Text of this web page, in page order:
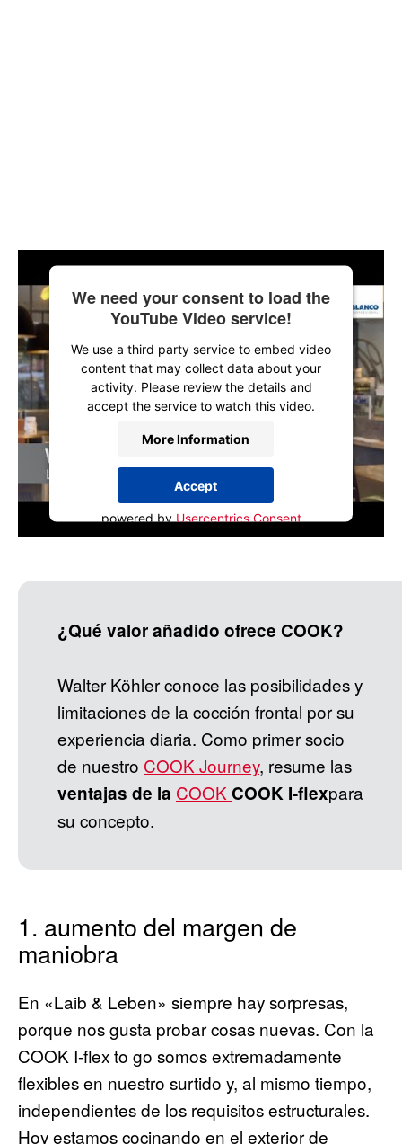
We need your consent to load the
YouTube Video service!
We use a third party service to embed video
content that may collect data about your
activity. Please review the details and
accept the service to watch this video.
More Information
Accept
powered byUsercentrics Consent
Management Platform
¿Qué valor añadido ofrece COOK?
Walter Köhler conoce las posibilidades y
limitaciones de la cocción frontal por su
experiencia diaria. Como primer socio
de nuestro COOK Journey, resume las
ventajas de la COOK COOK I-flexpara
su concepto.
1. aumento del margen de
maniobra
En «Laib & Leben» siempre hay sorpresas,
porque nos gusta probar cosas nuevas. Con la
COOK I-flex to go somos extremadamente
flexibles en nuestro surtido y, al mismo tiempo,
independientes de los requisitos estructurales.
Hoy estamos cocinando en el exterior de